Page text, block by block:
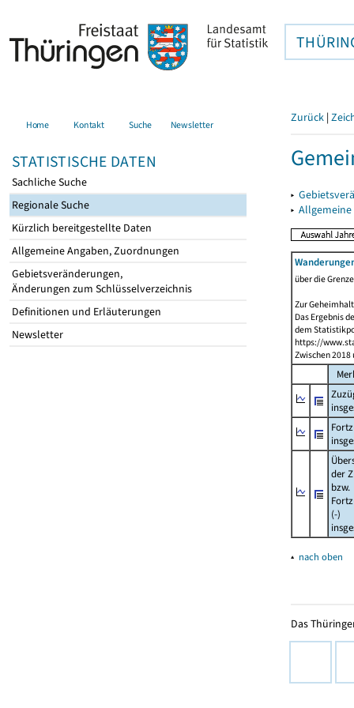
Home Kontakt Suche Newsletter
STATISTISCHE DATEN
Sachliche Suche
Regionale Suche
Kürzlich bereitgestellte Daten
Allgemeine Angaben, Zuordnungen
Gebietsveränderungen,
Änderungen zum Schlüsselverzeichnis
Definitionen und Erläuterungen
Newsletter
Zurück |
▸
▸
über die
Zur
Das Ergebnis
dem
https://
Zwischen
der
bzw.
(-)
▴ nach oben
Das